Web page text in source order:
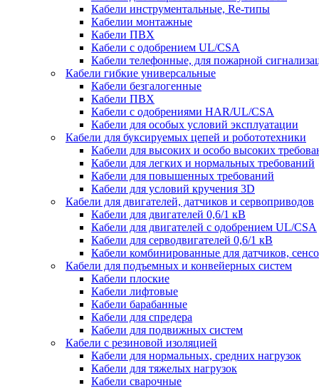
Кабели инструментальные, Re-типы
Кабелии монтажные
Кабели ПВХ
Кабели с одобрением UL/CSA
Кабели телефонные, для пожарной
Кабели гибкие универсальные
Кабели безгалогенные
Кабели ПВХ
Кабели с одобрениями HAR/UL/CSA
Кабели для особых условий эксплуатации
Кабели для буксируемых цепей и робототехники
Кабели для высоких и особо высоких
Кабели для легких и нормальных требований
Кабели для повышенных требований
Кабели для условий кручения 3D
Кабели для двигателей, датчиков и сервоприводов
Кабели для двигателей 0,6/1 кВ
Кабели для двигателей с одобрением UL/CSA
Кабели для серводвигателей 0,6/1 кВ
Кабели комбинированные для датчиков,
Кабели для подъемных и конвейерных систем
Кабели плоские
Кабели лифтовые
Кабели барабанные
Кабели для спредера
Кабели для подвижных систем
Кабели с резиновой изоляцией
Кабели для нормальных, средних нагрузок
Кабели для тяжелых нагрузок
Кабели сварочные